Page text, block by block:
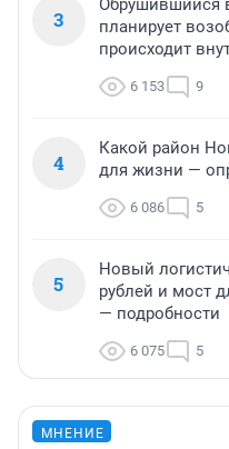
3
Обрушившийся
планирует
происходит
6 153 9
4
Какой район
для жизни —
6 086 5
5
Новый
рублей и мост
— подробности
6 075 5
МНЕНИЕ